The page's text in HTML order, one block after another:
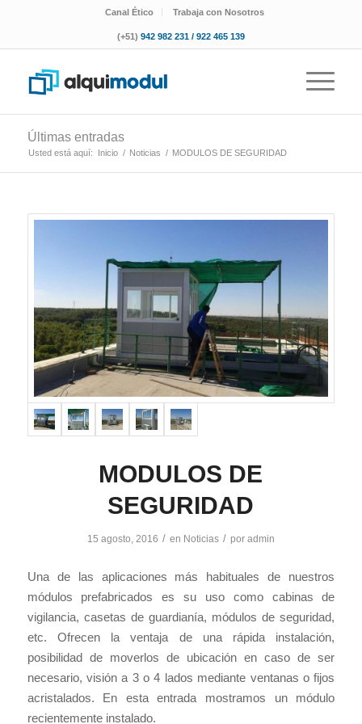
Canal Ético Trabaja con Nosotros
(+51) 942 982 231 / 922 465 139
Últimas entradas
Usted está aquí: Inicio / Noticias / MODULOS DE SEGURIDAD
MODULOS DE
SEGURIDAD
15 agosto, 2016 / en Noticias / por admin
Una de las aplicaciones más habituales de nuestros
módulos prefabricados es su uso como cabinas de
vigilancia, casetas de guardianía, módulos de seguridad,
etc. Ofrecen la ventaja de una rápida instalación,
posibilidad de moverlos de ubicación en caso de ser
necesario, visión a 3 o 4 lados mediante ventanas o fijos
acristalados. En esta entrada mostramos un módulo
recientemente instalado.